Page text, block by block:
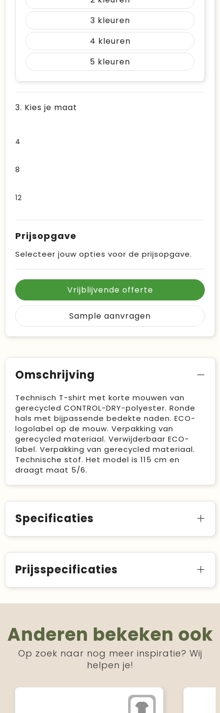
3
4
5
3. Kies je maat
4
8
12
Prijsopgave
Selecteer jouw opties voor de prijsopgave.
Vrijblijvende offerte
Sample aanvragen
Omschrijving
Technisch T-shirt met korte mouwen van
gerecycled CONTROL-DRY-polyester. Ronde
hals met bijpassende bedekte naden. ECO-
logolabel op de mouw. Verpakking van
gerecycled materiaal. Verwijderbaar ECO-
label. Verpakking van gerecycled materiaal.
Technische stof. Het model is 115 cm en
draagt maat 5/6.
Specificaties
Prijsspecificaties
Anderen bekeken ook
Op zoek naar nog meer inspiratie? Wij
helpen je!